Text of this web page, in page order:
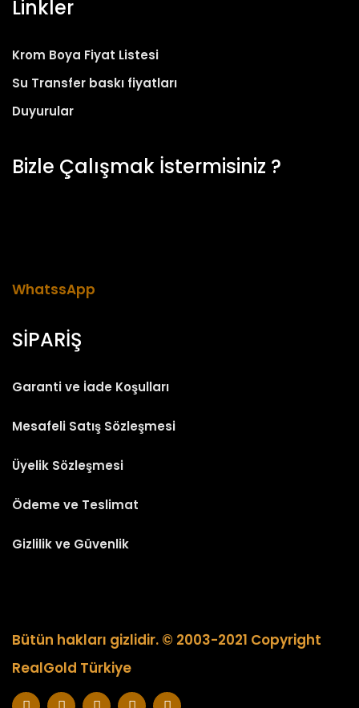
Linkler
Krom Boya Fiyat Listesi
Su Transfer baskı fiyatları
Duyurular
Bizle Çalışmak İstermisiniz ?
WhatssApp
SİPARİŞ
Garanti ve İade Koşulları
Mesafeli Satış Sözleşmesi
Üyelik Sözleşmesi
Ödeme ve Teslimat
Gizlilik ve Güvenlik
Bütün hakları gizlidir. © 2003-2021 Copyright
RealGold Türkiye